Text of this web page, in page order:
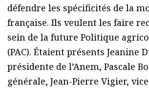
défendre les spécificités de la
française. Ils veulent les faire
sein de la future Politique
(PAC). Étaient présents Jeanine
présidente de l’Anem, Pascale
générale, Jean-Pierre Vigier,